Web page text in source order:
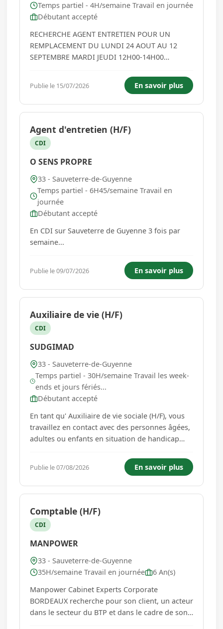
Temps partiel - 4H/semaine Travail en journée
Débutant accepté
RECHERCHE AGENT ENTRETIEN POUR UN
REMPLACEMENT DU LUNDI 24 AOUT AU 12
SEPTEMBRE MARDI JEUDI 12H00-14H00
Publie le 15/07/2026 En savoir plus
Agent d'entretien (H/F)
CDI
O SENS PROPRE
33 - Sauveterre-de-Guyenne
Temps partiel - 6H45/semaine Travail en
journée
Débutant accepté
En CDI sur Sauveterre de Guyenne 3 fois par
semaine...
Publie le 09/07/2026 En savoir plus
Auxiliaire de vie (H/F)
CDI
SUDGIMAD
33 - Sauveterre-de-Guyenne
Temps partiel - 30H/semaine Travail les week-
ends et jours fériés...
Débutant accepté
En tant qu' Auxiliaire de vie sociale (H/F), vous
travaillez en contact avec des personnes âgées,
adultes ou enfants en situation de handicap
aidez dans les actes essentiels de la vie
quotidienne (aide à la toilette, aide à la
mobilité/déplace...
Publie le 07/08/2026 En savoir plus
Comptable (H/F)
CDI
MANPOWER
33 - Sauveterre-de-Guyenne
35H/semaine Travail en journée
6 An(s)
Manpower Cabinet Experts Corporate
BORDEAUX recherche pour son client, un acteur
dans le secteur du BTP et dans le cadre de son